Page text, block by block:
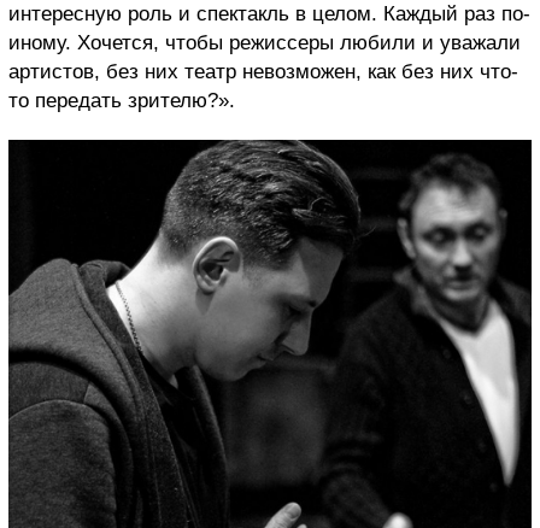
интересную роль и спектакль в целом. Каждый раз по-
иному. Хочется, чтобы режиссеры любили и уважали
артистов, без них театр невозможен, как без них что-
то передать зрителю?».